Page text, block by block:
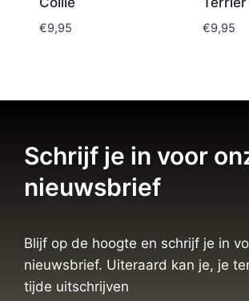
€9,95 €9,95
Schrijf je in voor
nieuwsbrief
Blijf op de hoogte en schrijf je in
nieuwsbrief. Uiteraard kan je, je
tijde uitschrijven